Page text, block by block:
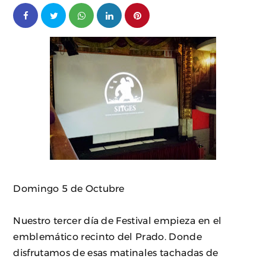
Domingo 5 de Octubre
Nuestro tercer día de Festival empieza en el
emblemático recinto del Prado. Donde
disfrutamos de esas matinales tachadas de